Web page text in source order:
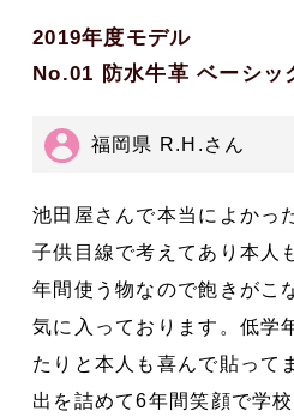
2019年度モデル
No.01 防水牛革 ベーシッ
福岡県 R.H.さん
池田屋さんで本当によかっ
子供目線で考えてあり本人
年間使う物なので飽きがこ
気に入っております。低学
たりと本人も喜んで貼って
出を詰めて6年間笑顔で学